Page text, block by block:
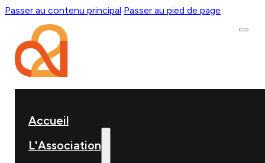
Passer au contenu principal Passer au pied de page
Accueil
L'Association